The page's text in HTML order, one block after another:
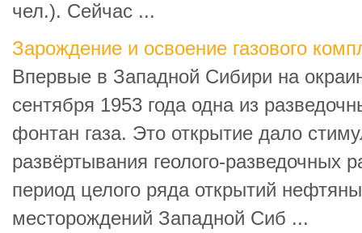
чел.). Сейчас ...
Зарождение и освоение газового
Впервые в Западной Сибири на
сентября 1953 года одна из
фонтан газа. Это открытие дало
развёртывания геолого-разведочных
период целого ряда открытий
месторождений Западной Сиб ...